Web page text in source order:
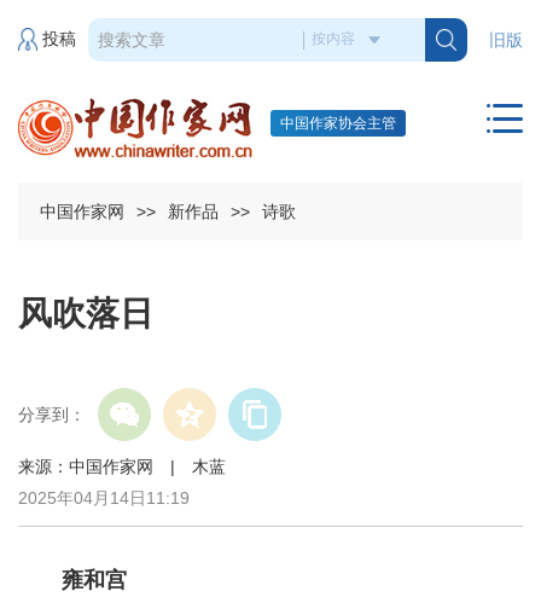
旧版
投稿
中国作家协会主管
中国作家网 >> 新作品 >> 诗歌
风吹落日
分享到：
来源：中国作家网 | 木蓝
2025年04月14日11:19
雍和宫